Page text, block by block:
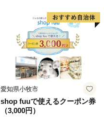
愛知県小牧市
shop fuuで使えるクーポン券
（3,000円）